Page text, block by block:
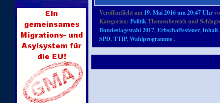
Veröffentlicht am 19. Mai 2016 um 20:47 Uhr
Kategorien:PolitikThemenbereich und
Bundestagswahl 2017,Erbschaftssteuer,Inhalt
SPD,TTIP,Wahlprogramme.